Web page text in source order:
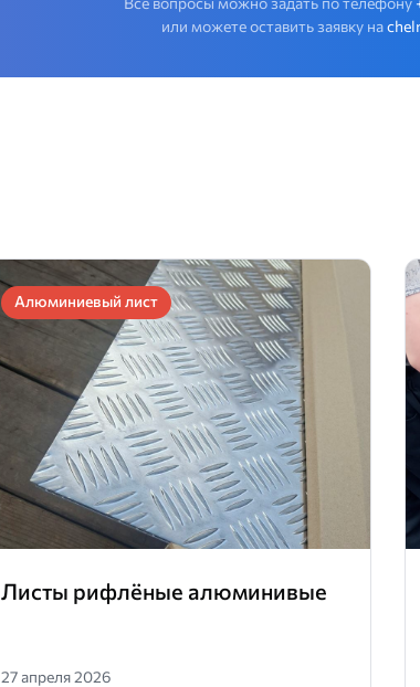
или можете оставить заявку на
Алюминиевый лист
Листы рифлёные алюминивые
27 апреля 2026